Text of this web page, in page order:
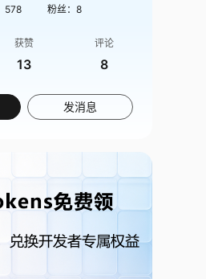
578 粉丝： 8
获赞
13
评论
8
发消息